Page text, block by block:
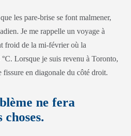
les pare-brise se font malmener,
Je me rappelle un voyage à
froid de la mi-février où la
Lorsque je suis revenu à Toronto,
en diagonale du côté droit.
ne fera